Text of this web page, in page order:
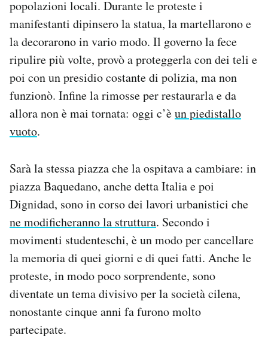
popolazioni locali. Durante le proteste i
manifestanti dipinsero la statua, la martellarono e
la decorarono in vario modo. Il governo la fece
ripulire più volte, provò a proteggerla con dei teli e
poi con un presidio costante di polizia, ma non
funzionò. Infine la rimosse per restaurarla e da
allora non è mai tornata: oggi c’èun piedistallo
vuoto.
Sarà la stessa piazza che la ospitava a cambiare: in
piazza Baquedano, anche detta Italia e poi
Dignidad, sono in corso dei lavori urbanistici che
ne modificheranno la struttura. Secondo i
movimenti studenteschi, è un modo per cancellare
la memoria di quei giorni e di quei fatti. Anche le
proteste, in modo poco sorprendente, sono
diventate un tema divisivo per la società cilena,
nonostante cinque anni fa furono molto
partecipate.